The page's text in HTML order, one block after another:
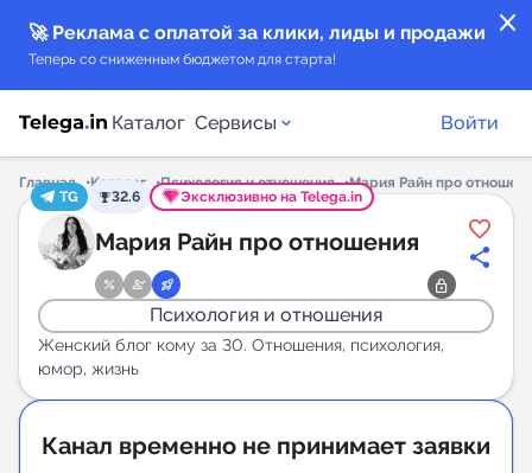
close
🚀 Реклама с оплатой за клики, лиды и продажи
Теперь со сниженным бюджетом для старта!
Каталог Сервисы
Каталог каналов
Каталог ботов
Горящие предложения
Индекс читаемости каналов в Telegram
Войти
Главная Каталог Психология и отношения
Мария Райн про
TG
32.6 Эксклюзивно на Telega.in
Мария Райн про отношения
Психология и отношения
Женский блог кому за 30. Отношения, психология,
юмор, жизнь
Канал временно не принимает заявки